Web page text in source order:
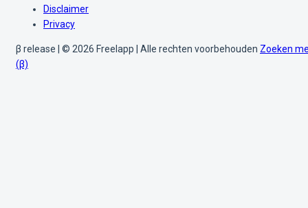
Disclaimer
Privacy
β release | © 2026 Freelapp | Alle rechten voorbehouden Zoeken
(β)